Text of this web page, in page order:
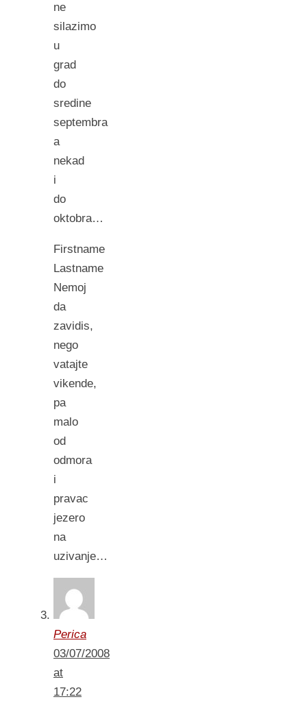
ne
silazimo
u
grad
do
sredine
septembra
a
nekad
i
do
oktobra…
Firstname
Lastname
Nemoj
da
zavidis,
nego
vatajte
vikende,
pa
malo
od
odmora
i
pravac
jezero
na
uzivanje…
Perica
03/07/2008
at
17:22